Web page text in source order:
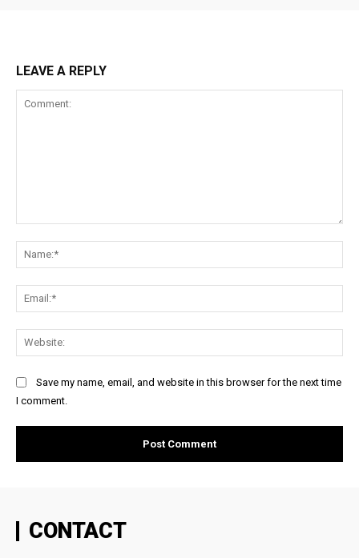
LEAVE A REPLY
Save my name, email, and website in this browser for the next time
I comment.
CONTACT